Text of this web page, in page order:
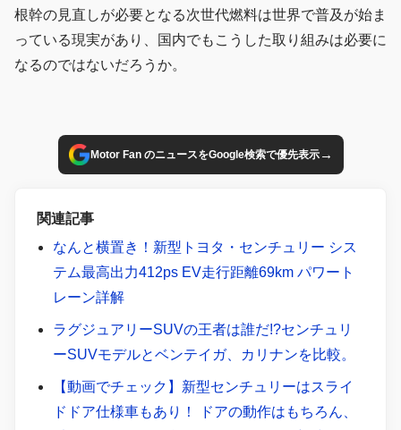
根幹の見直しが必要となる次世代燃料は世界で普及が始ま
っている現実があり、国内でもこうした取り組みは必要に
なるのではないだろうか。
Motor Fan のニュースをGoogle検索で優先表示→
関連記事
なんと横置き！新型トヨタ・センチュリー シス
テム最高出力412ps EV走行距離69km パワート
レーン詳解
ラグジュアリーSUVの王者は誰だ!?センチュリ
ーSUVモデルとベンテイガ、カリナンを比較。
【動画でチェック】新型センチュリーはスライ
ドドア仕様車もあり！ ドアの動作はもちろん、